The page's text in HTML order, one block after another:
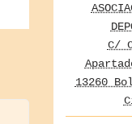
C/
13260